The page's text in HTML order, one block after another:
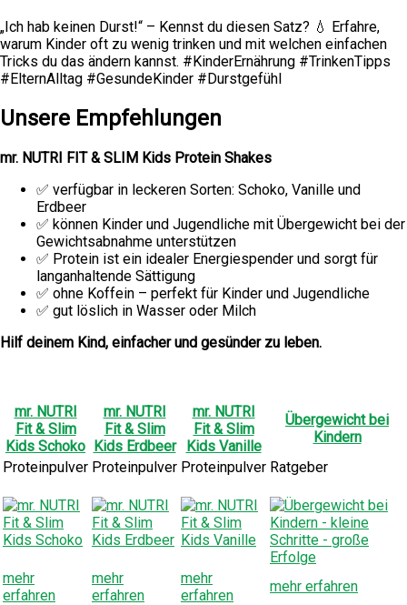
„Ich hab keinen Durst!“ – Kennst du diesen Satz? 💧 Erfahre,
warum Kinder oft zu wenig trinken und mit welchen einfachen
Tricks du das ändern kannst. #KinderErnährung #TrinkenTipps
#ElternAlltag #GesundeKinder #Durstgefühl
Unsere Empfehlungen
mr. NUTRI FIT & SLIM Kids Protein Shakes
✅ verfügbar in leckeren Sorten: Schoko, Vanille und
Erdbeer
✅ können Kinder und Jugendliche mit Übergewicht bei der
Gewichtsabnahme unterstützen
✅ Protein ist ein idealer Energiespender und sorgt für
langanhaltende Sättigung
✅ ohne Koffein – perfekt für Kinder und Jugendliche
✅ gut löslich in Wasser oder Milch
Hilf deinem Kind, einfacher und gesünder zu leben.
mr. NUTRI
Fit & Slim
Kids Schoko
mr. NUTRI
Fit & Slim
Kids Erdbeer
mr. NUTRI
Fit & Slim
Kids Vanille
Übergewicht bei
Kindern
Proteinpulver Proteinpulver Proteinpulver Ratgeber
mehr
erfahren
mehr
erfahren
mehr
erfahren
mehr erfahren